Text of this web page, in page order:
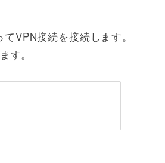
VPN接続を接続します。
す。